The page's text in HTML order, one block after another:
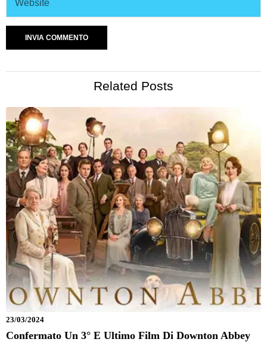
Related Posts
23/03/2024
Confermato Un 3° E Ultimo Film Di Downton Abbey